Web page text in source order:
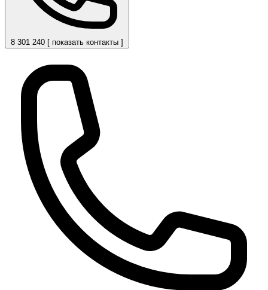
8 301 240 [ показать контакты ]